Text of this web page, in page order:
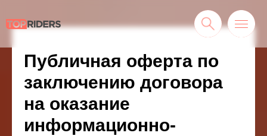
Публичная оферта по
заключению договора
на оказание
информационно-